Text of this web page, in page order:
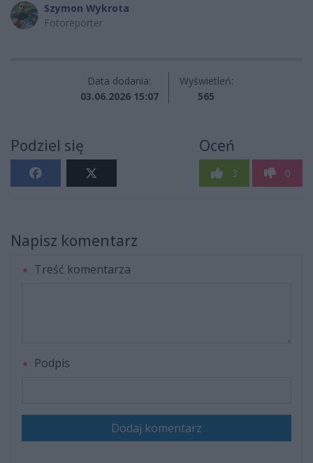
Szymon Wykrota
Fotoreporter
Data dodania:
03.06.2026 15:07
Wyświetleń:
565
Podziel się Oceń
3 0
Napisz komentarz
Treść komentarza
Podpis
Dodaj komentarz